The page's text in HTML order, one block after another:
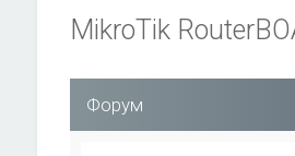
MikroTik
Форум